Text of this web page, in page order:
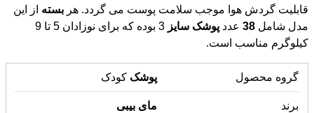
قابلیت گردش هوا موجب سلامت پوست می گردد. هر بسته از این
مدل شامل 38 عدد پوشک سایز
3 بوده که برای نوزادان 5 تا 9
کیلوگرم مناسب است.
گروه محصول پوشک کودک
برند مای بیبی